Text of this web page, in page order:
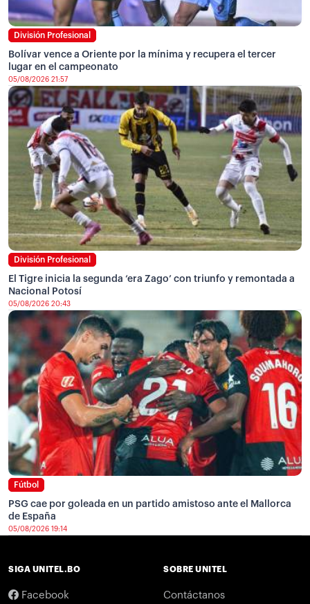
División Profesional
Bolívar vence a Oriente por la mínima y recupera el tercer
lugar en el campeonato
05/08/2026 21:57
División Profesional
El Tigre inicia la segunda ‘era Zago’ con triunfo y remontada a
Nacional Potosí
05/08/2026 20:43
Fútbol
PSG cae por goleada en un partido amistoso ante el Mallorca
de España
05/08/2026 19:14
SIGA UNITEL.BO
Facebook
SOBRE UNITEL
Contáctanos